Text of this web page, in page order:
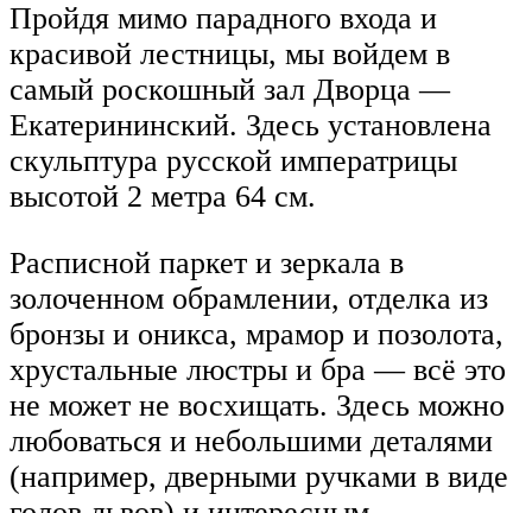
Пройдя мимо парадного входа и
красивой лестницы, мы войдем в
самый роскошный зал Дворца —
Екатерининский. Здесь установлена
скульптура русской императрицы
высотой 2 метра 64 см.
Расписной паркет и зеркала в
золоченном обрамлении, отделка из
бронзы и оникса, мрамор и позолота,
хрустальные люстры и бра — всё это
не может не восхищать. Здесь можно
любоваться и небольшими деталями
(например, дверными ручками в виде